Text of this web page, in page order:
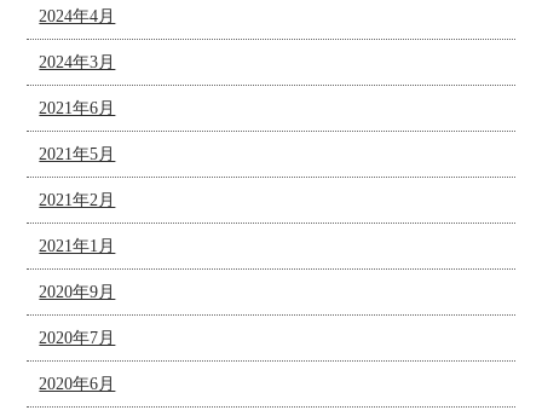
2024年4月
2024年3月
2021年6月
2021年5月
2021年2月
2021年1月
2020年9月
2020年7月
2020年6月